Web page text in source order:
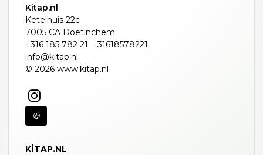
Kitap.nl
Ketelhuis 22c
7005 CA Doetinchem
+316 185 782 21
31618578221
info@kitap.nl
© 2026 www.kitap.nl
KITAP.NL